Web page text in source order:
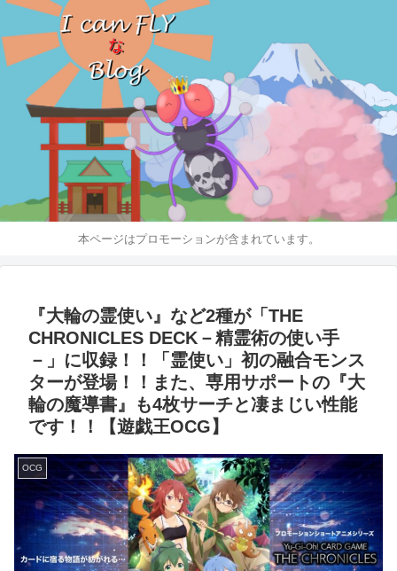
本ページはプロモーションが含まれています。
『大輪の霊使い』など2種が「THE
CHRONICLES DECK－精霊術の使い手
－」に収録！！「霊使い」初の融合モンス
ターが登場！！また、専用サポートの『大
輪の魔導書』も4枚サーチと凄まじい性能
です！！【遊戯王OCG】
OCG